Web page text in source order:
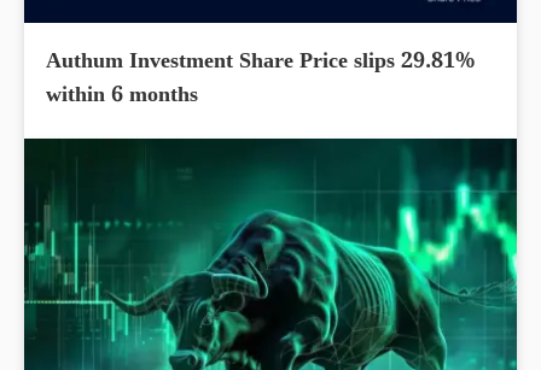
Authum Investment Share Price slips 29.81%
within 6 months